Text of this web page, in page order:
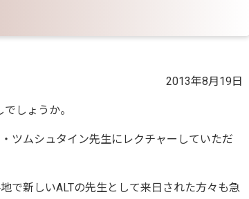
2013年8月19日
しょうか。
ツムシュタイン先生にレクチャーしていただ
で新しいALTの先生として来日された方々も急